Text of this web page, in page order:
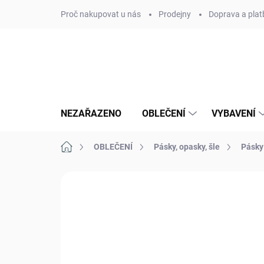
Proč nakupovat u nás Prodejny Doprava a
NEZAŘAZENO OBLEČENÍ VYBAVENÍ
Domů OBLEČENÍ Pásky, opasky, šle